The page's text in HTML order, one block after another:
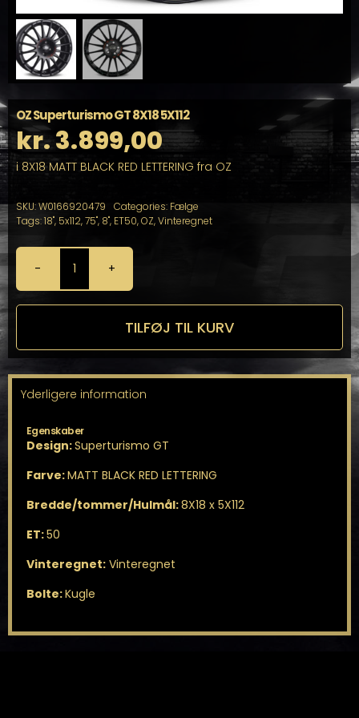
OZ Superturismo GT 8X18 5X112
kr.3.899,00
i 8X18 MATT BLACK RED LETTERING fra OZ
SKU:W0166920479 Categories: Fælge
Tags:18", 5x112,75", 8", ET50,OZ,Vinteregnet
OZ
Superturismo
GT
antal
TILFØJ TIL KURV
Yderligere information
Egenskaber
Design:Superturismo GT
Farve:MATT BLACK RED LETTERING
Bredde/tommer/Hulmål:8X18 x 5X112
ET:50
Vinteregnet:Vinteregnet
Bolte:Kugle